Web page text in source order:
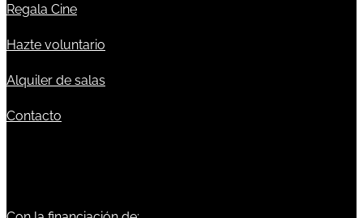
Regala Cine
Hazte voluntario
Alquiler de salas
Contacto